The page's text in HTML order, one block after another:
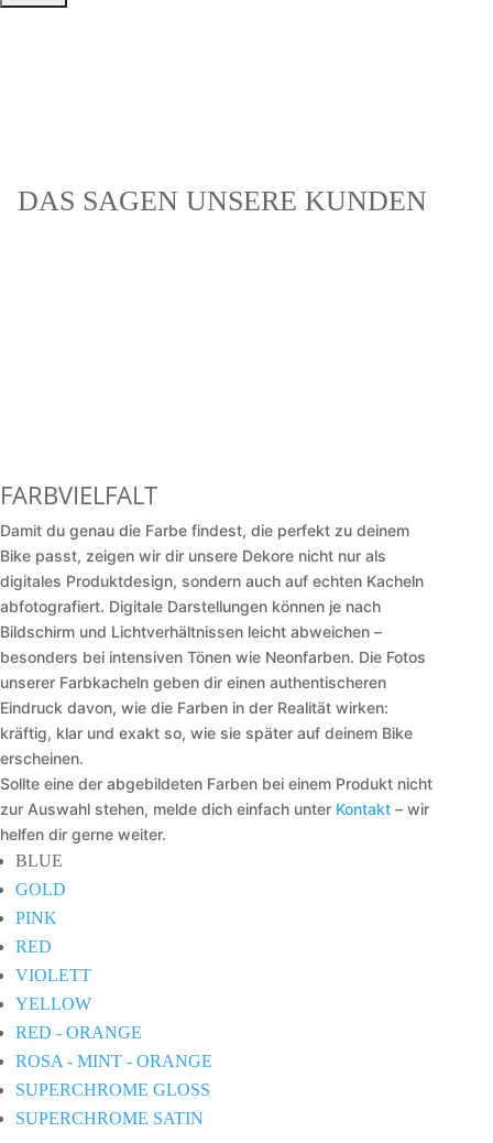
DAS SAGEN UNSERE KUNDEN
FARBVIELFALT
Damit du genau die Farbe findest, die perfekt zu deinem
Bike passt, zeigen wir dir unsere Dekore nicht nur als
digitales Produktdesign, sondern auch auf echten Kacheln
abfotografiert. Digitale Darstellungen können je nach
Bildschirm und Lichtverhältnissen leicht abweichen –
besonders bei intensiven Tönen wie Neonfarben. Die Fotos
unserer Farbkacheln geben dir einen authentischeren
Eindruck davon, wie die Farben in der Realität wirken:
kräftig, klar und exakt so, wie sie später auf deinem Bike
erscheinen.
Sollte eine der abgebildeten Farben bei einem Produkt nicht
zur Auswahl stehen, melde dich einfach unter Kontakt – wir
helfen dir gerne weiter.
BLUE
GOLD
PINK
RED
VIOLETT
YELLOW
RED - ORANGE
ROSA - MINT - ORANGE
SUPERCHROME GLOSS
SUPERCHROME SATIN